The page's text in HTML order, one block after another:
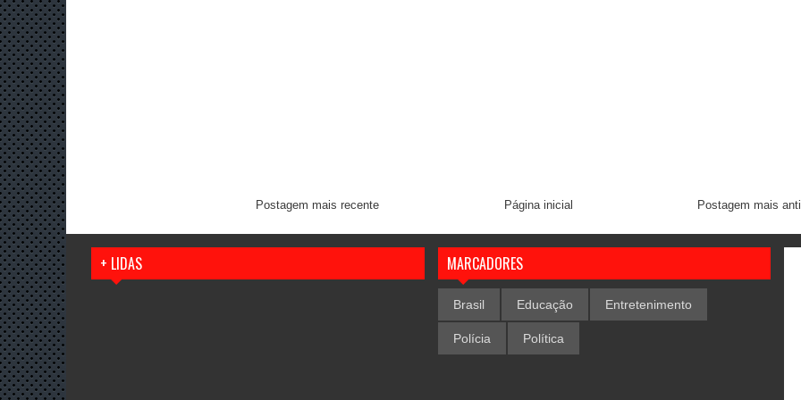
Postagem mais recente Postagem mais
Página inicial
+ LIDAS MARCADORES
Brasil Educação Entretenimento
Polícia Política